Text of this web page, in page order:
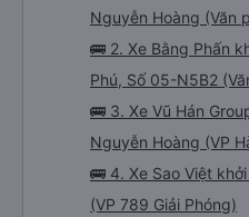
Nguyễn Hoàng (Văn
🚌 2. Xe Bằng Phấn
Phú, Số 05-N5B2
🚌 3. Xe Vũ Hán
Nguyễn Hoàng (VP
🚌 4. Xe Sao Việt
(VP 789 Giải Phóng)